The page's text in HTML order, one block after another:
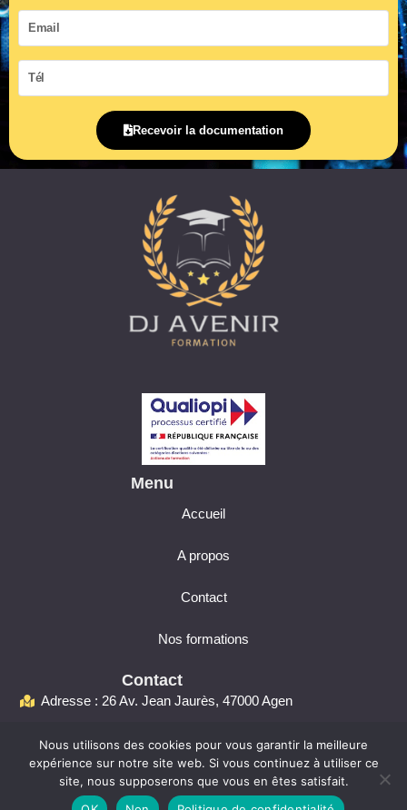
Recevoir la documentation
Menu
Accueil
A propos
Contact
Nos formations
Contact
Adresse : 26 Av. Jean Jaurès, 47000 Agen
Téléphone : 06 42 51 37 95
© Copyright 2025 –Mentions Légales
Nous utilisons des cookies pour vous garantir la meilleure
expérience sur notre site web. Si vous continuez à utiliser ce
site, nous supposerons que vous en êtes satisfait.